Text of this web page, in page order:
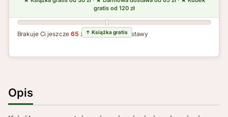
Brakuje Ci jeszcze65 zł do darmowej dostawy
Opis